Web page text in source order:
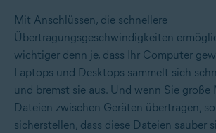
Mit Anschlüssen, die schnellere
Übertragungsgeschwindigkeiten
wichtiger denn je, dass Ihr Computer
Laptops und Desktops sammelt sich
und bremst sie aus. Und wenn Sie große
Dateien zwischen Geräten übertragen,
sicherstellen, dass diese Dateien sauber